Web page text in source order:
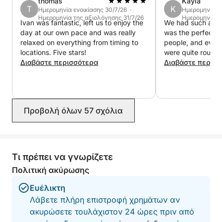
μεσημεριανό γεύμα, αν θέλετε.
Καθ' όλη τη διάρκεια της ημέρας, μπορείτε να
απολαύσετε κολύμπι, snorkeling, χαλάρωση στο
σκάφος και εξερεύνηση με τον δικό σας ρυθμό, με
το δρομολόγιο πλήρως προσαρμοσμένο στις
Με ποτά, εξοπλισμό snorkeling και καύσιμα που
περιλαμβάνονται, όλα είναι οργανωμένα για μια
ομαλή και ξέγνοιαστη μέρα.
απολαύσουν πλήρως τα νησιά του Ντουμπρόβνικ
σε μια ολοκληρωμένη και αξέχαστη μέρα.
T
Ημερομηνία ενοικίασης 30/7/26 ·
Ημερομηνία της αξιολόγησης 31/7/26
Ivan was fantastic, left us to enjoy the
day at our own pace and was really
relaxed on everything from timing to
locations. Five stars!
Διαβάστε περισσότερα
K
Ημερομηνία
Ημερομηνία
We had such a
was the perfect
people, and
were quite rough
so friendly and
Διαβάστε
Προβολή όλων 57 σχόλια
Τι πρέπει να γνωρίζετε
Πολιτική ακύρωσης
Ευέλικτη
Λάβετε πλήρη επιστροφή χρημάτων αν
ακυρώσετε τουλάχιστον 24 ώρες πριν από